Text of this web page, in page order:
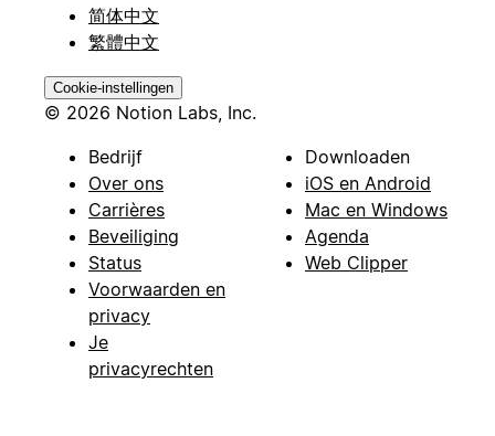
简体中文
繁體中文
Cookie-instellingen
© 2026 Notion Labs, Inc.
Bedrijf
Over ons
Carrières
Beveiliging
Status
Voorwaarden en
privacy
Je
privacyrechten
Downloaden
iOS en Android
Mac en Windows
Agenda
Web Clipper